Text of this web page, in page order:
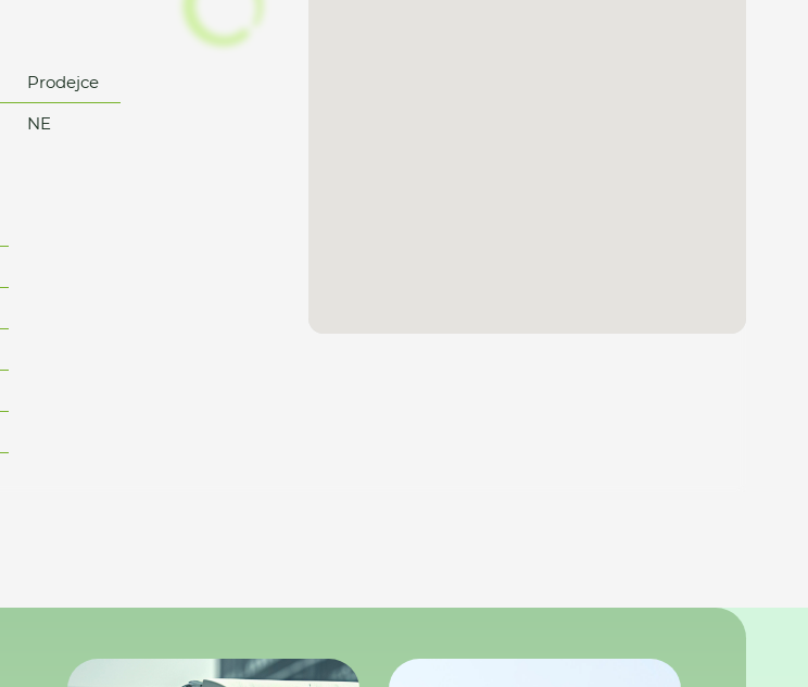
Prodejce
NE